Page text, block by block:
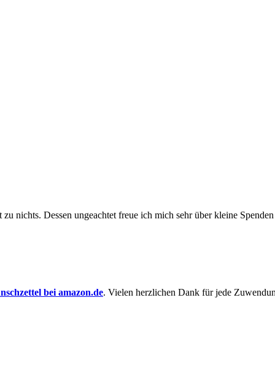
nichts. Dessen un­ge­achtet freue ich mich sehr über kleine
bei amazon.de. Vielen herzlichen Dank für jede